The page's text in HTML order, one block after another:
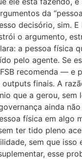
da
decisório, sim.
o argumento,
a pessoa física
pelo agente. Se
recomenda — e
finais. A
que a gerou,
ainda
física em algo
ter tido pleno
sem que
esse